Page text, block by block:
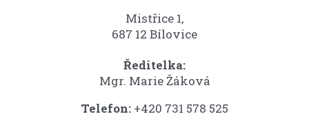
Mistřice 1,
687 12 Bílovice
Ředitelka:
Mgr. Marie Žáková
Telefon: +420 731 578 525